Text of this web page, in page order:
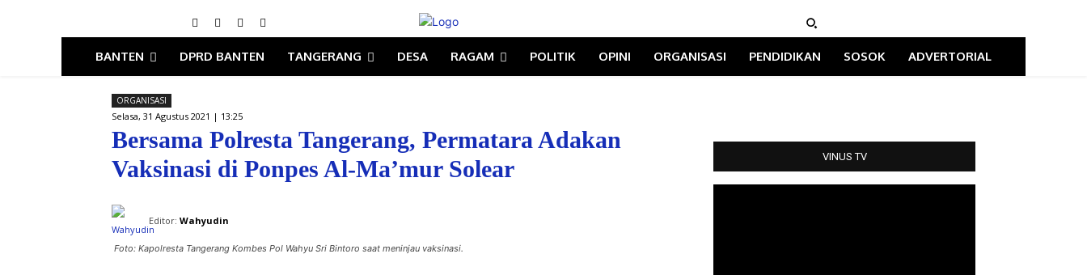
BANTEN DPRD BANTEN TANGERANG DESA RAGAM POLITIK OPINI ORGANISASI PENDIDIKAN SOSOK ADVERTORIAL
ORGANISASI
Selasa, 31 Agustus 2021 | 13:25
Bersama Polresta Tangerang, Permatara Adakan
Vaksinasi di Ponpes Al-Ma’mur Solear
Editor: Wahyudin
Foto: Kapolresta Tangerang Kombes Pol Wahyu Sri Bintoro saat meninjau vaksinasi.
VINUS TV